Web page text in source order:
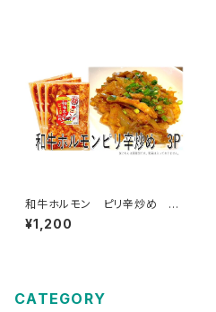
和牛ホルモン ピリ辛炒め 3
Ｐセット （1袋 約200ｇ）
¥1,200
CATEGORY